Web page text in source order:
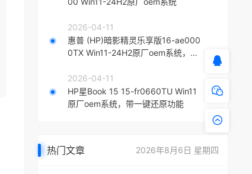
2026-04-11
惠普 (HP)暗影精灵乐享版16-ae000
0TX Win11-24H2原厂oem系统，带
2026-04-11
HP星Book 15 15-fr0660TU Win11
原厂oem系统，带一键还原功能
热门文章 2026年8月6日 星期四